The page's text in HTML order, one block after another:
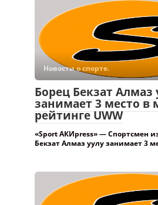
Новости о спорте.
Борец Бекзат Алмаз
занимает 3 место в
рейтинге UWW
«Sport АКИpress» — Спортсмен
Бекзат Алмаз уулу занимает 3